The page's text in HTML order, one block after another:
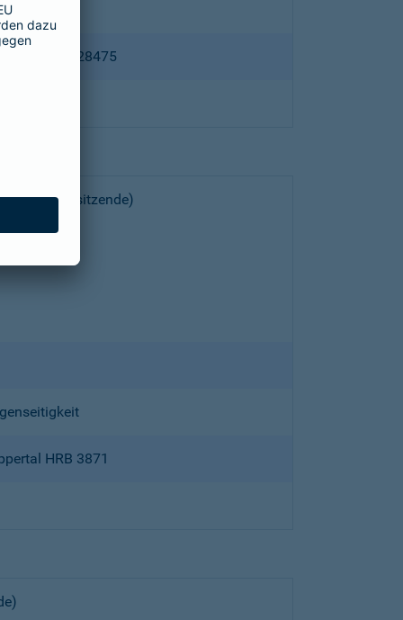
HRB 28475
(Vorsitzende)
HRB 3871